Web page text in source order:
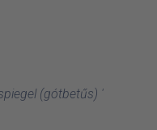
(gótbetűs) '